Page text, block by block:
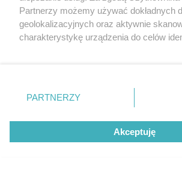
PŁYWANIE
ME w pływaniu w Paryżu.
Partnerzy możemy używać dokładnych
geolokalizacyjnych oraz aktywnie
charakterystykę urządzenia do celów
zmienić/wycofać klikając przycisk
znajdujący się w lewym dolnym rogu
rodzaje przetwarzania danych nie
użytkownika, ale masz prawo sprzeciwić
przetwarzaniu. Preferencje będą miały
PARTNERZY
Akceptuję